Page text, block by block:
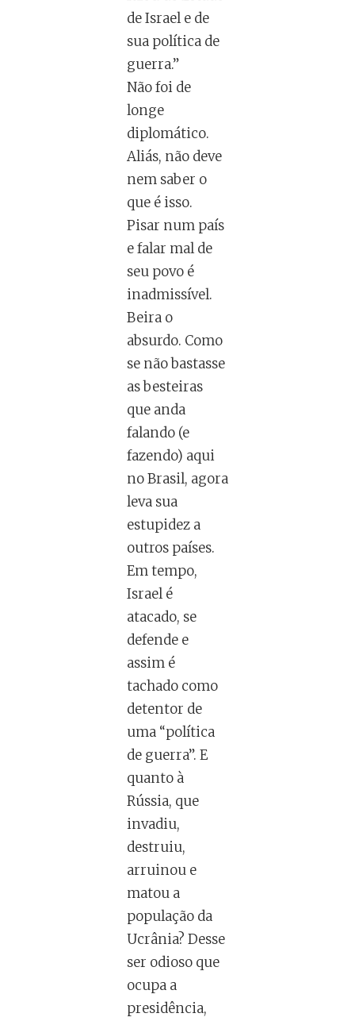
de Israel e de
sua política de
guerra.”
Não foi de
longe
diplomático.
Aliás, não deve
nem saber o
que é isso.
Pisar num país
e falar mal de
seu povo é
inadmissível.
Beira o
absurdo. Como
se não bastasse
as besteiras
que anda
falando (e
fazendo) aqui
no Brasil, agora
leva sua
estupidez a
outros países.
Em tempo,
Israel é
atacado, se
defende e
assim é
tachado como
detentor de
uma “política
de guerra”. E
quanto à
Rússia, que
invadiu,
destruiu,
arruinou e
matou a
população da
Ucrânia? Desse
ser odioso que
ocupa a
presidência,